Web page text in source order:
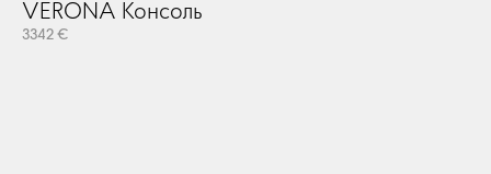
VERONA Консоль
3342 €